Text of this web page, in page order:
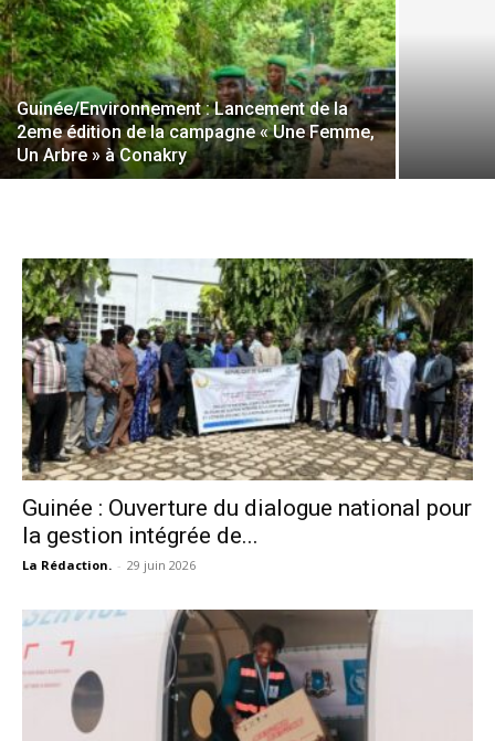
Guinée/Environnement : Lancement de la
2eme édition de la campagne « Une Femme,
Un Arbre » à Conakry
Guinée : Ouverture du dialogue national pour
la gestion intégrée de...
La Rédaction. - 29 juin 2026